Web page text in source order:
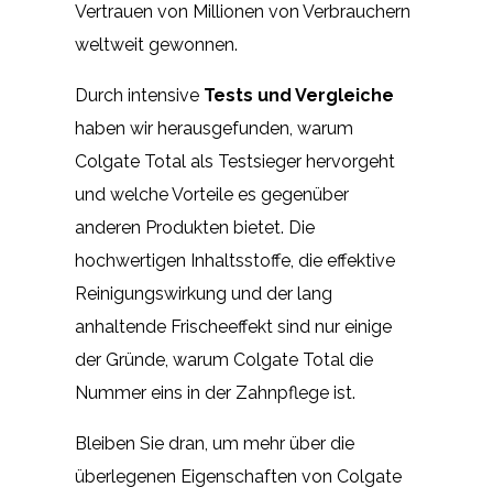
Vertrauen von Millionen von Verbrauchern
weltweit gewonnen.
Durch intensive Tests und Vergleiche
haben wir herausgefunden, warum
Colgate Total als Testsieger hervorgeht
und welche Vorteile es gegenüber
anderen Produkten bietet. Die
hochwertigen Inhaltsstoffe, die effektive
Reinigungswirkung und der lang
anhaltende Frischeeffekt sind nur einige
der Gründe, warum Colgate Total die
Nummer eins in der Zahnpflege ist.
Bleiben Sie dran, um mehr über die
überlegenen Eigenschaften von Colgate